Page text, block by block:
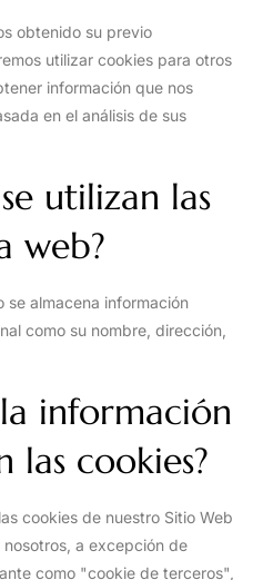
obtenido su previo
utilizar cookies para otros
información que nos
en el análisis de sus
utilizan las
web?
se almacena información
como su nombre, dirección,
información
las cookies?
cookies de nuestro Sitio Web
a excepción de
como "cookie de terceros",